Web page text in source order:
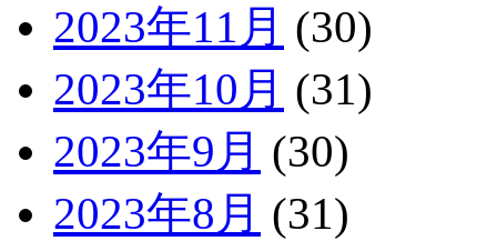
2023年11月 (30)
2023年10月 (31)
2023年9月 (30)
2023年8月 (31)